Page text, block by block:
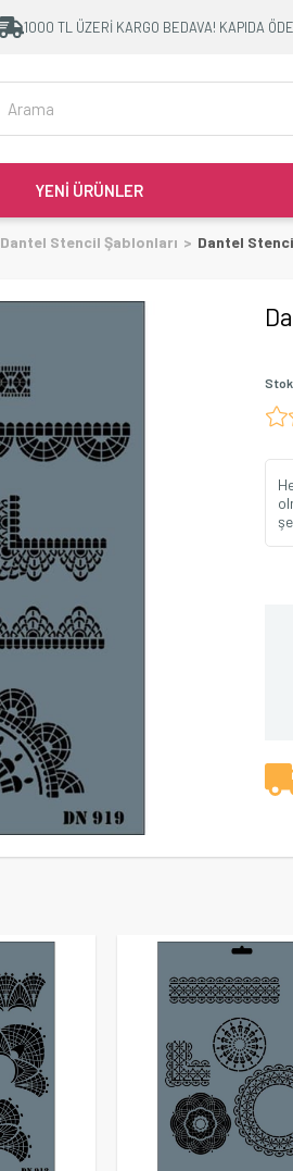
1000 TL ÜZERİ KARGO BEDAVA! KAPIDA
YENİ ÜRÜNLER
Dantel Stencil Şablonları Dantel